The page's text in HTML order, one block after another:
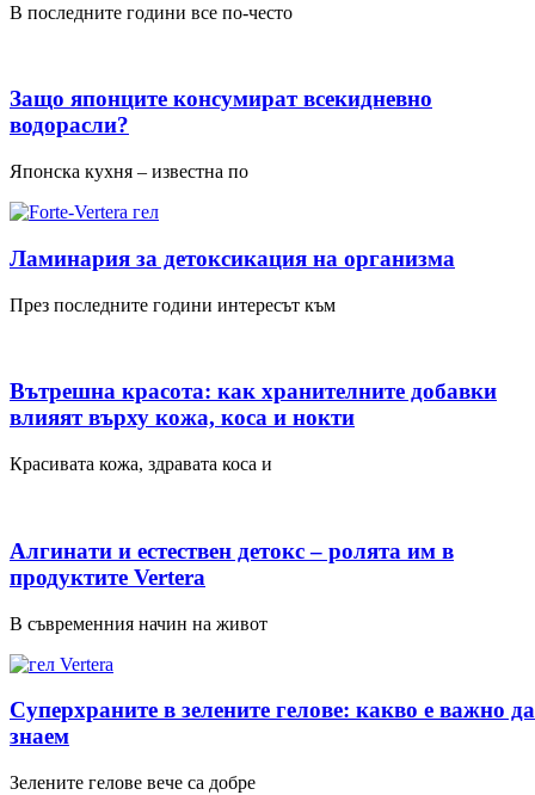
В последните години все по-често
Защо японците консумират всекидневно
водорасли?
Японска кухня – известна по
Ламинария за детоксикация на организма
През последните години интересът към
Вътрешна красота: как хранителните добавки
влияят върху кожа, коса и нокти
Красивата кожа, здравата коса и
Алгинати и естествен детокс – ролята им в
продуктите Vertera
В съвременния начин на живот
Суперхраните в зелените гелове: какво е важно да
знаем
Зелените гелове вече са добре